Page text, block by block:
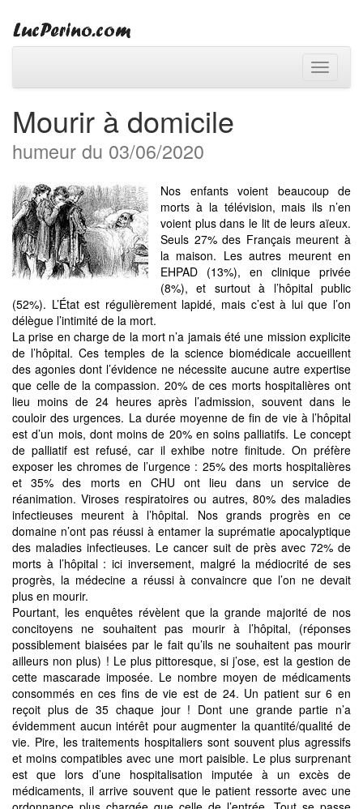
Toggle
Mourir à domicile
humeur du 03/06/2020
Nos enfants voient beaucoup de
morts à la télévision, mais ils n’en
voient plus dans le lit de leurs aïeux.
Seuls 27% des Français meurent à
la maison. Les autres meurent en
EHPAD (13%), en clinique privée
(8%), et surtout à l’hôpital public
(52%). L’État est régulièrement lapidé, mais c’est à lui que l’on
délègue l’intimité de la mort.
La prise en charge de la mort n’a jamais été une mission explicite
de l’hôpital. Ces temples de la science biomédicale accueillent
des agonies dont l’évidence ne nécessite aucune autre expertise
que celle de la compassion. 20% de ces morts hospitalières ont
lieu moins de 24 heures après l’admission, souvent dans le
couloir des urgences. La durée moyenne de fin de vie à l’hôpital
est d’un mois, dont moins de 20% en soins palliatifs. Le concept
de palliatif est refusé, car il exhibe notre finitude. On préfère
exposer les chromes de l’urgence : 25% des morts hospitalières
et 35% des morts en CHU ont lieu dans un service de
réanimation. Viroses respiratoires ou autres, 80% des maladies
infectieuses meurent à l’hôpital. Nos grands progrès en ce
domaine n’ont pas réussi à entamer la suprématie apocalyptique
des maladies infectieuses. Le cancer suit de près avec 72% de
morts à l’hôpital : ici inversement, malgré la médiocrité de ses
progrès, la médecine a réussi à convaincre que l’on ne devait
plus en mourir.
Pourtant, les enquêtes révèlent que la grande majorité de nos
concitoyens ne souhaitent pas mourir à l’hôpital, (réponses
possiblement biaisées par le fait qu’ils ne souhaitent pas mourir
ailleurs non plus) ! Le plus pittoresque, si j’ose, est la gestion de
cette mascarade imposée. Le nombre moyen de médicaments
consommés en ces fins de vie est de 24. Un patient sur 6 en
reçoit plus de 35 chaque jour ! Dont une grande partie n’a
évidemment aucun intérêt pour augmenter la quantité/qualité de
vie. Pire, les traitements hospitaliers sont souvent plus agressifs
et moins compatibles avec une mort paisible. Le plus surprenant
est que lors d’une hospitalisation imputée à un excès de
médicaments, il arrive souvent que le patient ressorte avec une